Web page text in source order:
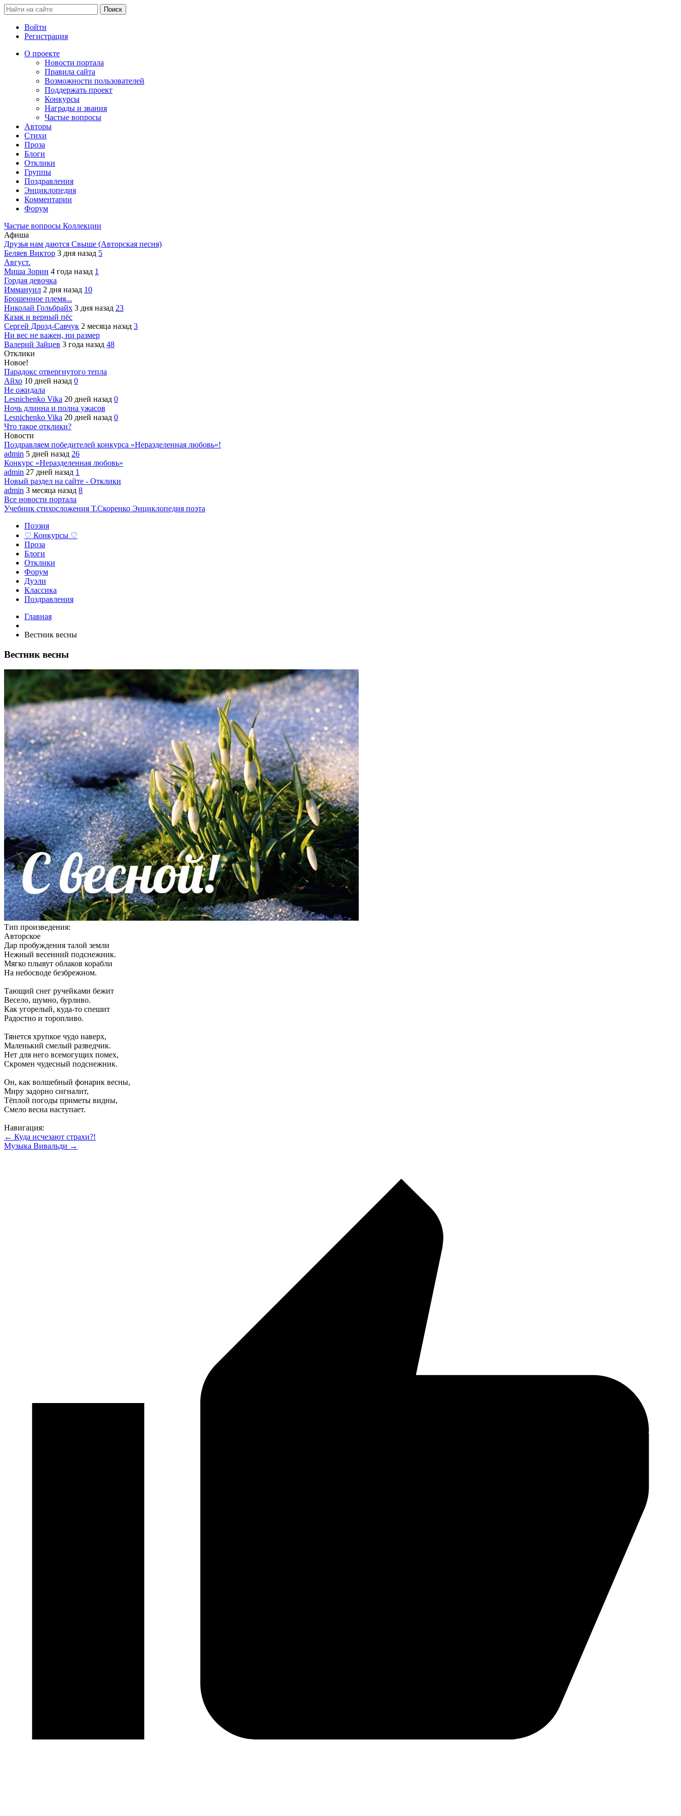
Войти
Регистрация
О проекте
Новости портала
Правила сайта
Возможности пользователей
Поддержать проект
Конкурсы
Награды и звания
Частые вопросы
Авторы
Стихи
Проза
Блоги
Отклики
Группы
Поздравления
Энциклопедия
Комментарии
Форум
Частые вопросы Коллекции
Афиша
Друзья нам даются Свыше (Авторская песня)
Беляев Виктор 3 дня назад 5
Август.
Миша Зорин 4 года назад 1
Гордая девочка
Иммануил 2 дня назад 10
Брошенное племя...
Николай Гольбрайх 3 дня назад 23
Казак и верный пёс
Сергей Дрозд-Савчук 2 месяца назад 3
Ни вес не важен, ни размер
Валерий Зайцев 3 года назад 48
Отклики
Новое!
Парадокс отвергнутого тепла
Айхо 10 дней назад 0
Не ожидала
Lesnichenko Vika 20 дней назад 0
Ночь длинна и полна ужасов
Lesnichenko Vika 20 дней назад 0
Что такое отклики?
Новости
Поздравляем победителей конкурса «Неразделенная любовь»!
admin 5 дней назад 26
Конкурс «Неразделенная любовь»
admin 27 дней назад 1
Новый раздел на сайте - Отклики
admin 3 месяца назад 8
Все новости портала
Учебник стихосложения Т.Скоренко Энциклопедия поэта
Поэзия
♡ Конкурсы ♡
Проза
Блоги
Отклики
Форум
Дуэли
Классика
Поздравления
Главная
Вестник весны
Вестник весны
Тип произведения:
Авторское
Дар пробуждения талой земли
Нежный весенний подснежник.
Мягко плывут облаков корабли
На небосводе безбрежном.
Тающий снег ручейками бежит
Весело, шумно, бурливо.
Как угорелый, куда-то спешит
Радостно и торопливо.
Тянется хрупкое чудо наверх,
Маленький смелый разведчик.
Нет для него всемогущих помех,
Скромен чудесный подснежник.
Он, как волшебный фонарик весны,
Миру задорно сигналит,
Тёплой погоды приметы видны,
Смело весна наступает.
Навигация:
← Куда исчезают страхи?!
Музыка Вивальди →